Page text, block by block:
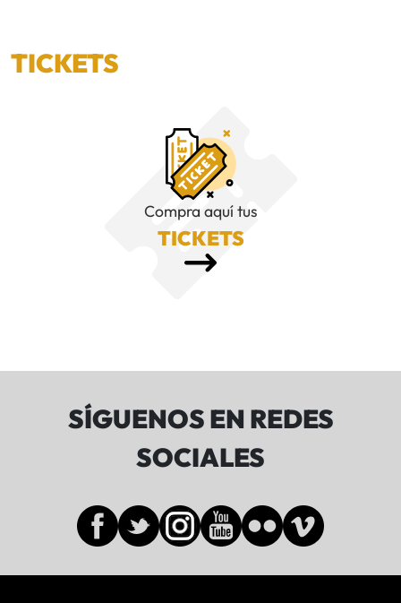
TICKETS
Compra aquí tus
TICKETS
SÍGUENOS EN REDES
SOCIALES